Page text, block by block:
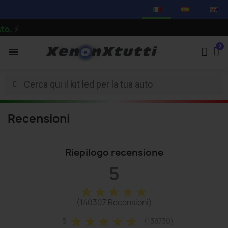
⚡
Recensioni
Riepilogo recensione
5
star star star star star
(140307 Recensioni)
star star star star star